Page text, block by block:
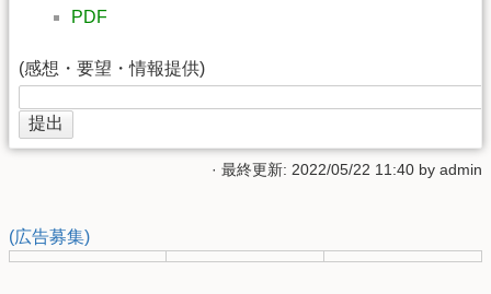
PDF
(感想・要望・情報提供)
· 最終更新: 2022/05/22 11:40 by admin
(広告募集)